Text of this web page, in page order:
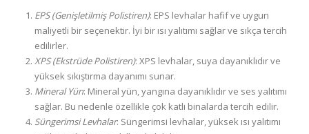
EPS (Genişletilmiş Polistiren): EPS levhalar hafif ve uygun
maliyetli bir seçenektir. İyi bir ısı yalıtımı sağlar ve sıkça tercih
edilirler.
XPS (Ekstrüde Polistiren): XPS levhalar, suya dayanıklıdır ve
yüksek sıkıştırma dayanımı sunar.
Mineral Yün: Mineral yün, yangına dayanıklıdır ve ses yalıtımı
sağlar. Bu nedenle özellikle çok katlı binalarda tercih edilir.
Süngerimsi Levhalar: Süngerimsi levhalar, yüksek ısı yalıtımı